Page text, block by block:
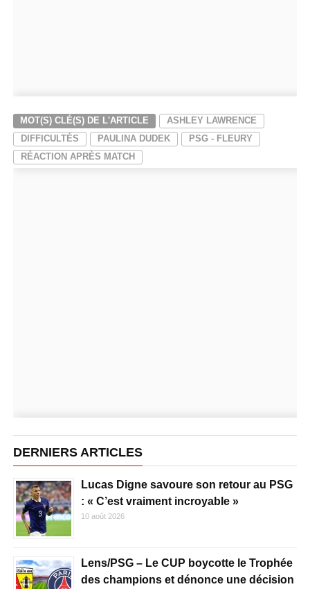
MOT(S) CLÉ(S) DE L'ARTICLE
ASHLEY LAWRENCE
DIFFICULTÉS
PAULINA DUDEK
PSG - FLEURY
RÉACTION APRÈS MATCH
DERNIERS ARTICLES
Lucas Digne savoure son retour au PSG
: « C’est vraiment incroyable »
10 août 2026
Lens/PSG – Le CUP boycotte le Trophée
des champions et dénonce une décision